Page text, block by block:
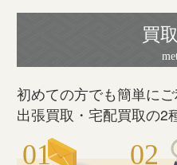
買
初めての方でも簡単に
出張買取・宅配買取の2